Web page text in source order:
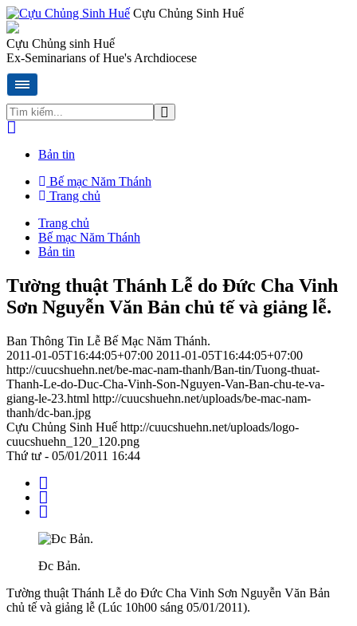
Cựu Chủng Sinh Huế
Cựu Chủng sinh Huế
Ex-Seminarians of Hue's Archdiocese
Bản tin
Bế mạc Năm Thánh
Trang chủ
Trang chủ
Bế mạc Năm Thánh
Bản tin
Tường thuật Thánh Lễ do Đức Cha Vinh
Sơn Nguyễn Văn Bản chủ tế và giảng lễ.
Ban Thông Tin Lễ Bế Mạc Năm Thánh.
2011-01-05T16:44:05+07:00 2011-01-05T16:44:05+07:00
http://cuucshuehn.net/be-mac-nam-thanh/Ban-tin/Tuong-thuat-
Thanh-Le-do-Duc-Cha-Vinh-Son-Nguyen-Van-Ban-chu-te-va-
giang-le-23.html http://cuucshuehn.net/uploads/be-mac-nam-
thanh/dc-ban.jpg
Cựu Chủng Sinh Huế http://cuucshuehn.net/uploads/logo-
cuucshuehn_120_120.png
Thứ tư - 05/01/2011 16:44
Đc Bản.
Tường thuật Thánh Lễ do Đức Cha Vinh Sơn Nguyễn Văn Bản
chủ tế và giảng lễ (Lúc 10h00 sáng 05/01/2011).